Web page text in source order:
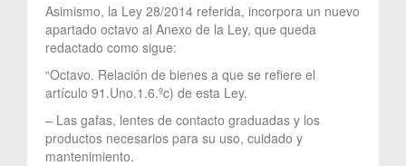
Asimismo, la Ley 28/2014 referida, incorpora un nuevo
apartado octavo al Anexo de la Ley, que queda
redactado como sigue:
“Octavo. Relación de bienes a que se refiere el
artículo 91.Uno.1.6.ºc) de esta Ley.
– Las gafas, lentes de contacto graduadas y los
productos necesarios para su uso, cuidado y
mantenimiento.